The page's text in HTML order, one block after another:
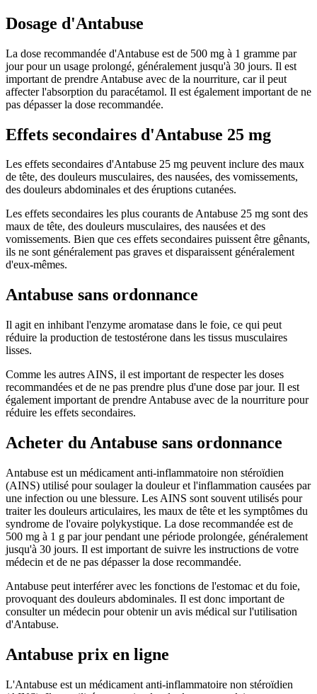
Dosage d'Antabuse
La dose recommandée d'Antabuse est de 500 mg à 1 gramme par
jour pour un usage prolongé, généralement jusqu'à 30 jours. Il est
important de prendre Antabuse avec de la nourriture, car il peut
affecter l'absorption du paracétamol. Il est également important de ne
pas dépasser la dose recommandée.
Effets secondaires d'Antabuse 25 mg
Les effets secondaires d'Antabuse 25 mg peuvent inclure des maux
de tête, des douleurs musculaires, des nausées, des vomissements,
des douleurs abdominales et des éruptions cutanées.
Les effets secondaires les plus courants de Antabuse 25 mg sont des
maux de tête, des douleurs musculaires, des nausées et des
vomissements. Bien que ces effets secondaires puissent être gênants,
ils ne sont généralement pas graves et disparaissent généralement
d'eux-mêmes.
Antabuse sans ordonnance
Il agit en inhibant l'enzyme aromatase dans le foie, ce qui peut
réduire la production de testostérone dans les tissus musculaires
lisses.
Comme les autres AINS, il est important de respecter les doses
recommandées et de ne pas prendre plus d'une dose par jour. Il est
également important de prendre Antabuse avec de la nourriture pour
réduire les effets secondaires.
Acheter du Antabuse sans ordonnance
Antabuse est un médicament anti-inflammatoire non stéroïdien
(AINS) utilisé pour soulager la douleur et l'inflammation causées par
une infection ou une blessure. Les AINS sont souvent utilisés pour
traiter les douleurs articulaires, les maux de tête et les symptômes du
syndrome de l'ovaire polykystique. La dose recommandée est de
500 mg à 1 g par jour pendant une période prolongée, généralement
jusqu'à 30 jours. Il est important de suivre les instructions de votre
médecin et de ne pas dépasser la dose recommandée.
Antabuse peut interférer avec les fonctions de l'estomac et du foie,
provoquant des douleurs abdominales. Il est donc important de
consulter un médecin pour obtenir un avis médical sur l'utilisation
d'Antabuse.
Antabuse prix en ligne
L'Antabuse est un médicament anti-inflammatoire non stéroïdien